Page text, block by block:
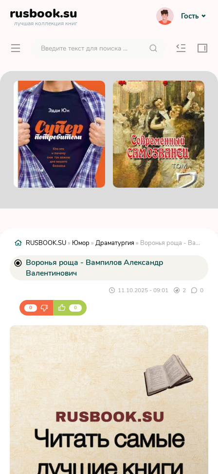
rusbook.su
лучшая коллекция книг
Гость
RUSBOOK.SU » Юмор » Драматургия » Воронья роща - Вампилов Александр Валентинович
Воронья роща - Вампилов Александр
Валентинович
11.10.2025 - 09:01 2 0
0 0